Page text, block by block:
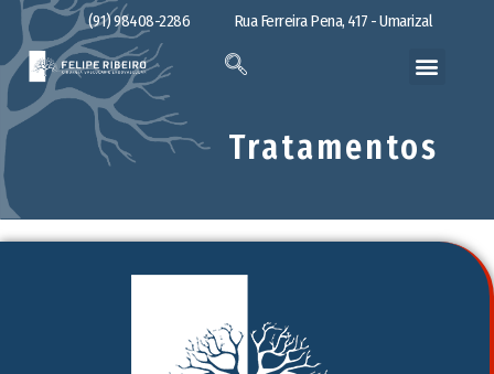
(91) 98408-2286 Rua Ferreira Pena, 417 - Umarizal
Tratamentos